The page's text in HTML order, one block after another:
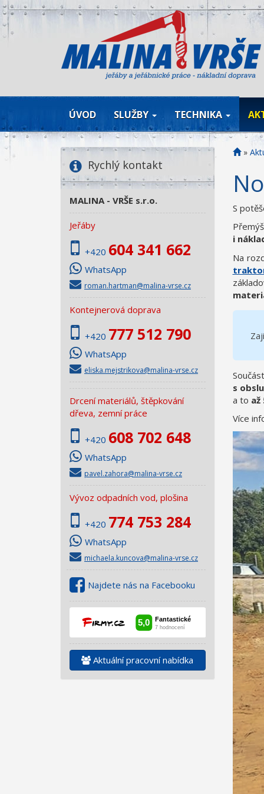
ÚVOD SLUŽBY TECHNIKA
Rychlý kontakt
MALINA - VRŠE s.r.o.
Jeřáby
+420 604 341 662
WhatsApp
roman.hartman@malina-vrse.cz
Kontejnerová doprava
+420 777 512 790
WhatsApp
eliska.mejstrikova@malina-vrse.cz
Drcení materiálů, štěpkování
dřeva, zemní práce
+420 608 702 648
WhatsApp
pavel.zahora@malina-vrse.cz
Vývoz odpadních vod, plošina
+420 774 753 284
WhatsApp
michaela.kuncova@malina-vrse.cz
Najdete nás na Facebooku
Aktuální pracovní nabídka
»
S
i
Na
s
a to až
Více